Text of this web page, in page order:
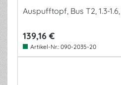
Auspufftopf, Bus T2, 1.3-
139,16 €
Artikel-Nr.: 090-2035-20